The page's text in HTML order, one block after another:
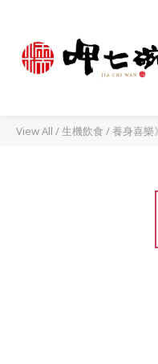
View All /生機飲食 /養身喜樂